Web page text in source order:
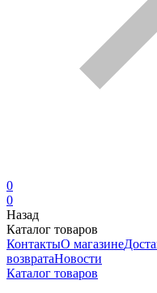
0
0
Назад
Каталог товаров
КонтактыО магазине
возвратаНовости
Каталог товаров